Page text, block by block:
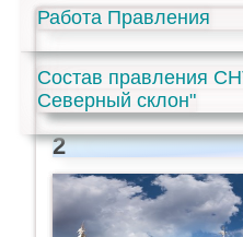
Работа Правления
Состав правления
Северный склон"
2